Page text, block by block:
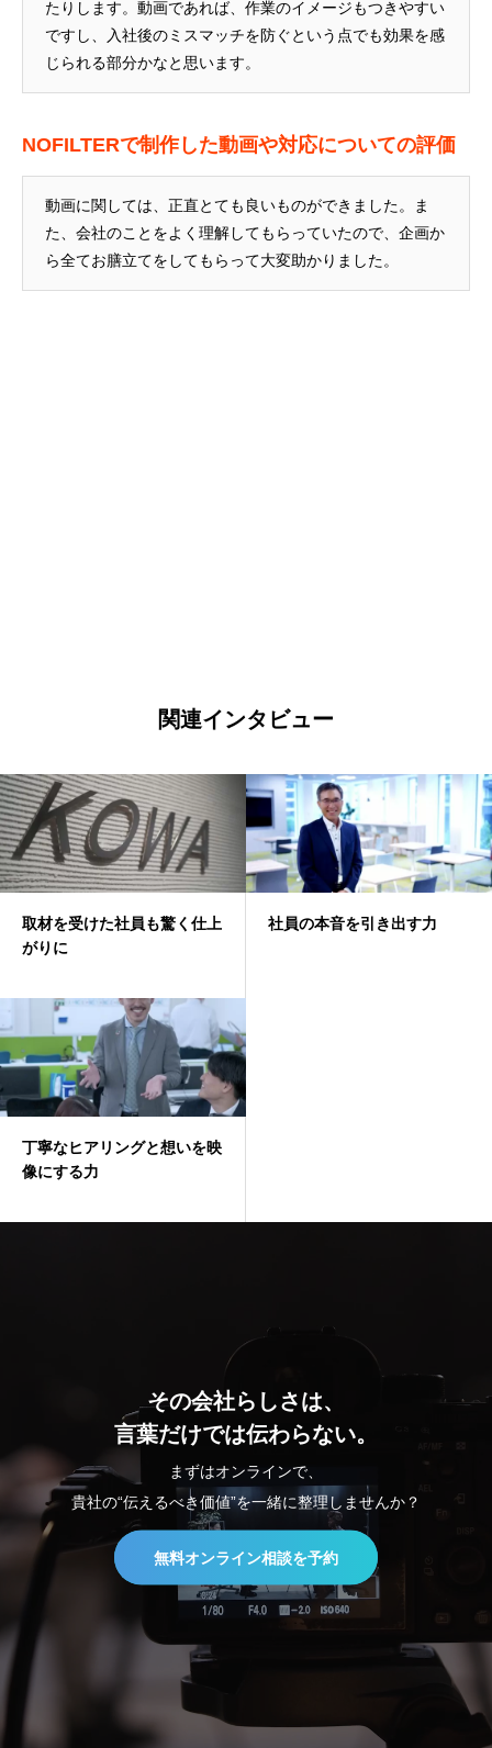
たりします。動画であれば、作業のイメージもつきやすい
ですし、入社後のミスマッチを防ぐという点でも効果を感
じられる部分かなと思います。
NOFILTERで制作した動画や対応についての評価
動画に関しては、正直とても良いものができました。ま
た、会社のことをよく理解してもらっていたので、企画か
ら全てお膳立てをしてもらって大変助かりました。
関連インタビュー
取材を受けた社員も驚く仕上
がりに
社員の本音を引き出す力
丁寧なヒアリングと想いを映
像にする力
その会社らしさは、
言葉だけでは伝わらない。
まずはオンラインで、
貴社の“伝えるべき価値”を一緒に整理しませんか？
無料オンライン相談を予約